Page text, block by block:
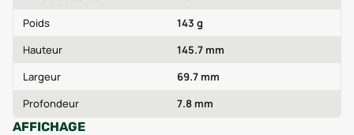
Poids
143 g
Hauteur
145.7 mm
Largeur
69.7 mm
Profondeur
7.8 mm
AFFICHAGE